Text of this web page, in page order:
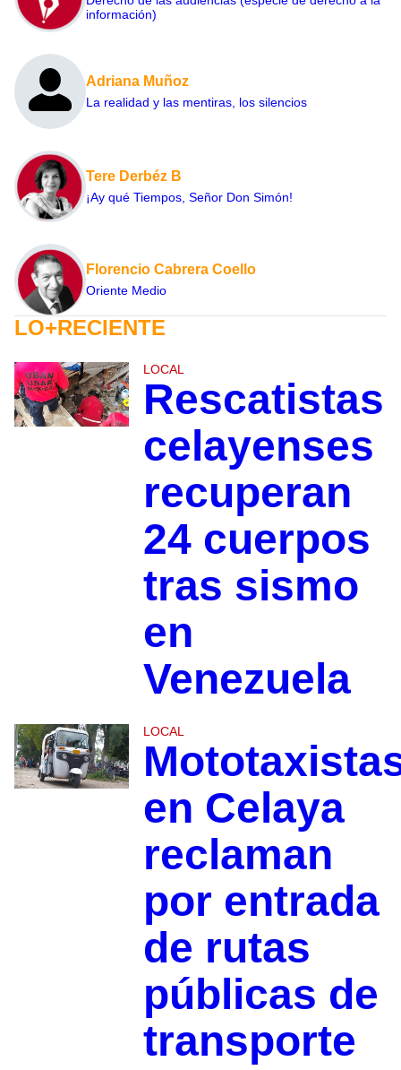
información)
Adriana Muñoz
La realidad y las mentiras, los silencios
Tere Derbéz B
¡Ay qué Tiempos, Señor Don Simón!
Florencio Cabrera Coello
Oriente Medio
LO+RECIENTE
LOCAL
Rescatistas
celayenses
recuperan
24 cuerpos
tras sismo
en
Venezuela
LOCAL
en Celaya
reclaman
por entrada
de rutas
públicas de
transporte